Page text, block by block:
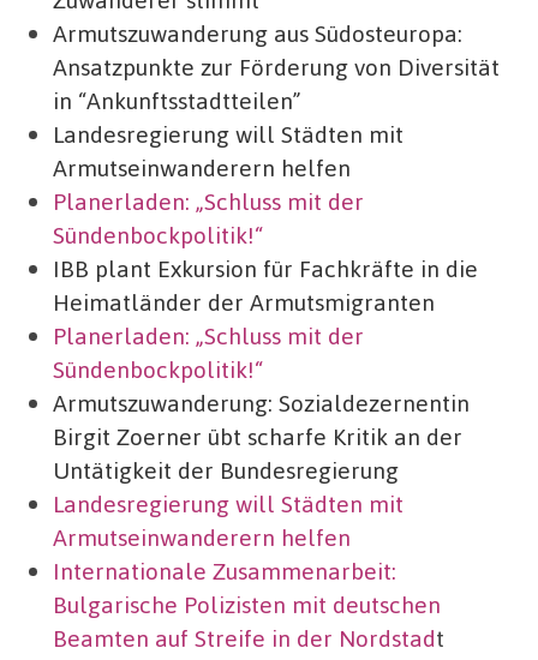
Armutszuwanderung aus Südosteuropa:
Ansatzpunkte zur Förderung von Diversität
in “Ankunftsstadtteilen”
Landesregierung will Städten mit
Armutseinwanderern helfen
Planerladen: „Schluss mit der
Sündenbockpolitik!“
IBB plant Exkursion für Fachkräfte in die
Heimatländer der Armutsmigranten
Planerladen: „Schluss mit der
Sündenbockpolitik!“
Armutszuwanderung: Sozialdezernentin
Birgit Zoerner übt scharfe Kritik an der
Untätigkeit der Bundesregierung
Landesregierung will Städten mit
Armutseinwanderern helfen
Internationale Zusammenarbeit:
Bulgarische Polizisten mit deutschen
Beamten auf Streife in der Nordstadt